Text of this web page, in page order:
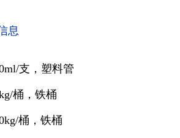
息
支，塑料管
桶，铁桶
桶，铁桶